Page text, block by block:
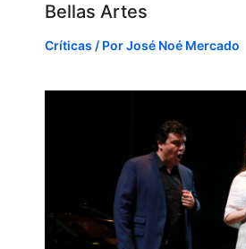
Bellas Artes
Críticas / PorJosé Noé Mercado